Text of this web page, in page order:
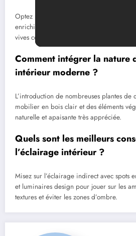
Optez pour des teintes neutres comme
enrichies par des touches pastel (rose
vives comme le vert acidulé pour un
Comment intégrer la nature
intérieur moderne ?
L’introduction de nombreuses plantes de
mobilier en bois clair et des éléments
naturelle et apaisante très appréciée.
Quels sont les meilleurs
l’éclairage intérieur ?
Misez sur l’éclairage indirect avec spots
et luminaires design pour jouer sur les
textures et éviter les zones d’ombre.